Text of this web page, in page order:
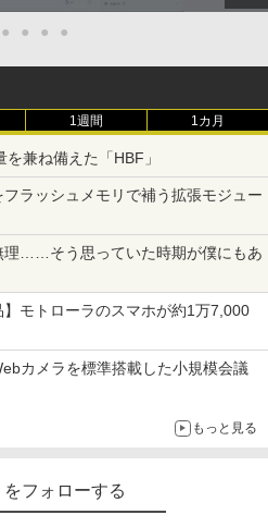
● ● ● ●
1週間 1カ月
兼ね備えた「HBF」
ラッシュメモリで補う拡張モジュー
理……そう思っていた時期が僕にもあ
】モトローラのスマホが約1万7,000
カメラを標準搭載した小規模会議
もっと見る
をフォローする